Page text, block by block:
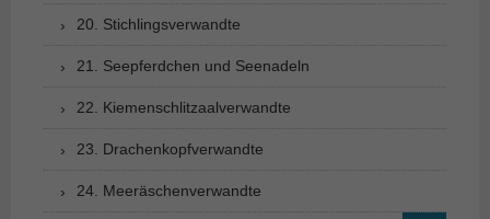
20. Stichlingsverwandte
21. Seepferdchen und Seenadeln
22. Kiemenschlitzaalverwandte
23. Drachenkopfverwandte
24. Meeräschenverwandte